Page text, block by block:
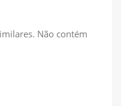
Não contém